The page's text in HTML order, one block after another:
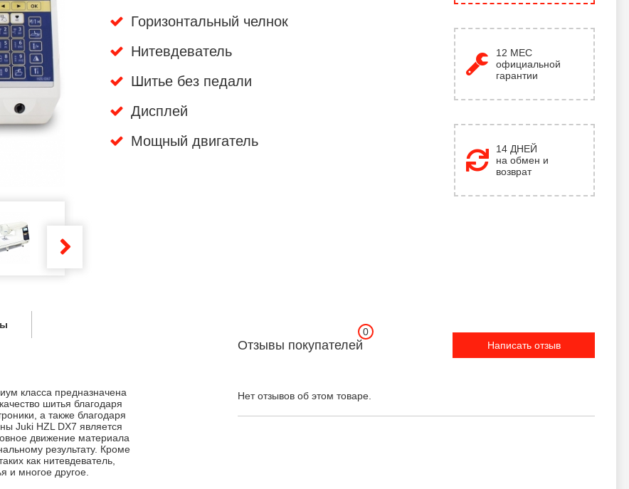
Горизонтальный челнок
Нитевдеватель
Шитье без педали
Дисплей
Мощный двигатель
12 МЕС
официальной
гарантии
14 ДНЕЙ
на обмен и
возврат
класса предназначена
шитья благодаря
а также благодаря
Juki HZL DX7 является
движение материала
результату. Кроме
как нитевдеватель,
и многое другое.
Отзывы покупателей
0
Написать отзыв
Нет отзывов об этом товаре.